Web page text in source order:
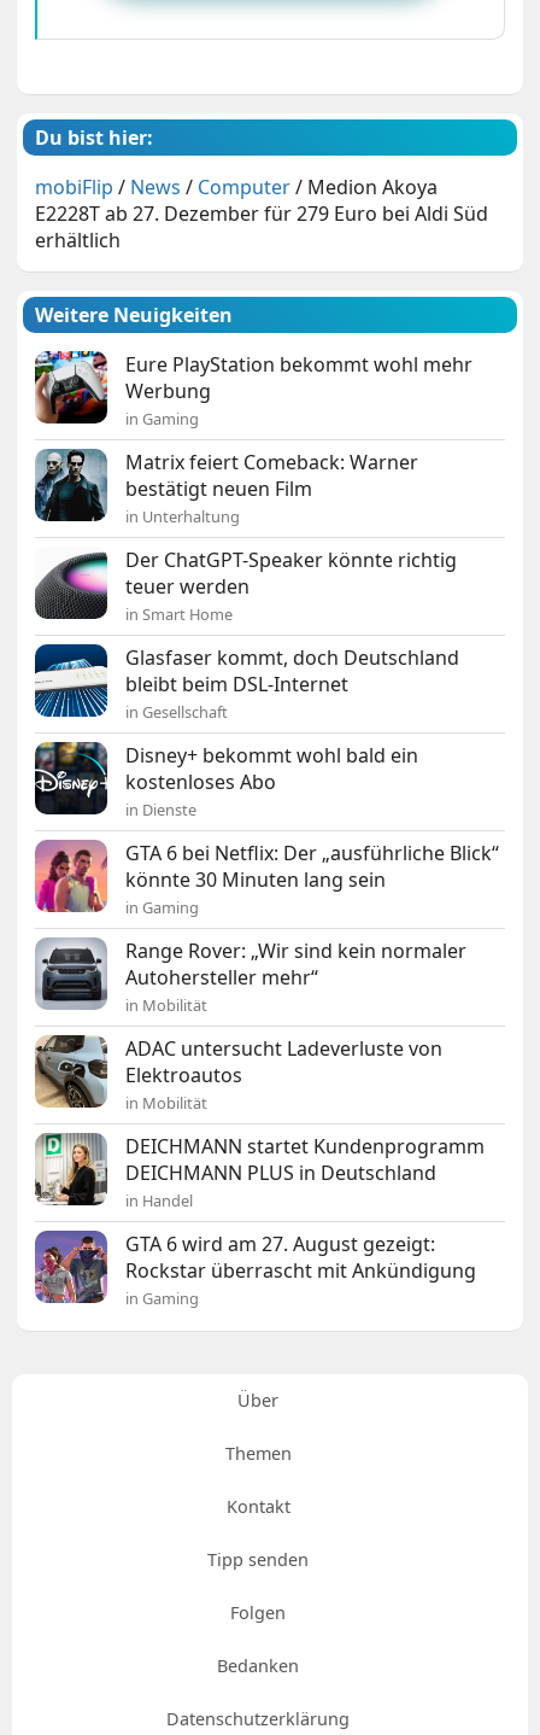
Du bist hier:
mobiFlip / News / Computer/ Medion Akoya
E2228T ab 27. Dezember für 279 Euro bei Aldi Süd
erhältlich
Weitere Neuigkeiten
Eure PlayStation bekommt wohl mehr
Werbung
in Gaming
Matrix feiert Comeback: Warner
bestätigt neuen Film
in Unterhaltung
Der ChatGPT-Speaker könnte richtig
teuer werden
in Smart Home
Glasfaser kommt, doch Deutschland
bleibt beim DSL-Internet
in Gesellschaft
Disney+ bekommt wohl bald ein
kostenloses Abo
in Dienste
GTA 6 bei Netflix: Der „ausführliche Blick“
könnte 30 Minuten lang sein
in Gaming
Range Rover: „Wir sind kein normaler
Autohersteller mehr“
in Mobilität
ADAC untersucht Ladeverluste von
Elektroautos
in Mobilität
DEICHMANN startet Kundenprogramm
DEICHMANN PLUS in Deutschland
in Handel
GTA 6 wird am 27. August gezeigt:
Rockstar überrascht mit Ankündigung
in Gaming
Über
Themen
Kontakt
Tipp senden
Folgen
Bedanken
Datenschutzerklärung